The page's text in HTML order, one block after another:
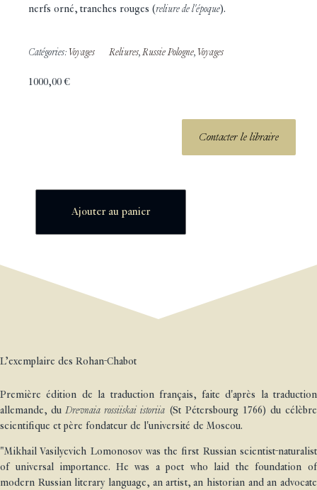
nerfs orné, tranches rouges (reliure de l'époque).
Catégories: Voyages Reliures, Russie Pologne, Voyages
1000,00€
Contacter le libraire
Ajouter au panier
L’exemplaire des Rohan-Chabot
Première édition de la traduction français, faite d'après la traduction
allemande, du Drevnaia rossiiskai istoriia (St Pétersbourg 1766) du célèbre
scientifique et père fondateur de l'université de Moscou.
"Mikhail Vasilyevich Lomonosov was the first Russian scientist-naturalist
of universal importance. He was a poet who laid the foundation of
modern Russian literary language, an artist, an historian and an advocate